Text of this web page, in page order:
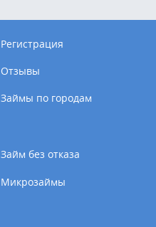
Регистрация
Отзывы
Займы по городам
Займ без отказа
Микрозаймы